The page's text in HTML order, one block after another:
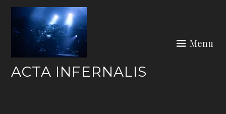
Skip
content
ACTA INFERNALIS
Menu